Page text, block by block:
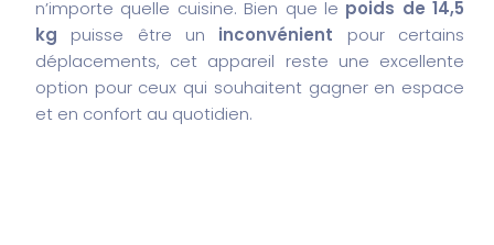
n’importe quelle cuisine. Bien que le poids de 14,5
kg puisse être un inconvénient pour certains
déplacements, cet appareil reste une excellente
option pour ceux qui souhaitent gagner en espace
et en confort au quotidien.